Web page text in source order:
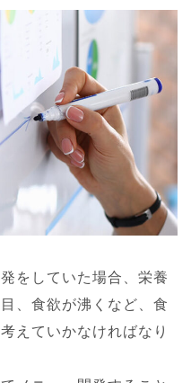
をしていた場合、栄養
、食欲が沸くなど、食
えていかなければなり